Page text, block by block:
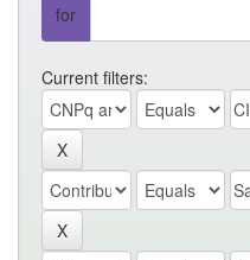
for
Current filters: